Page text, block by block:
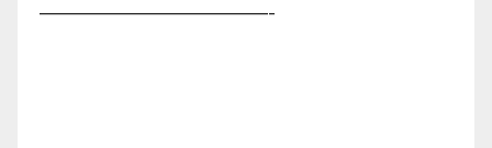
—————————————-